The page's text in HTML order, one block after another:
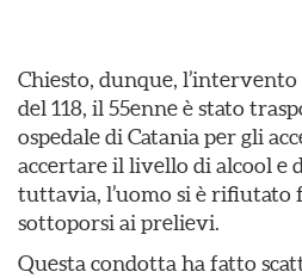
Chiesto, dunque,
del 118, il 55enne è stato
ospedale di Catania per gli
accertare il livello di alcool e
tuttavia, l’uomo si è rifiutato
sottoporsi ai prelievi.
Questa condotta ha fatto